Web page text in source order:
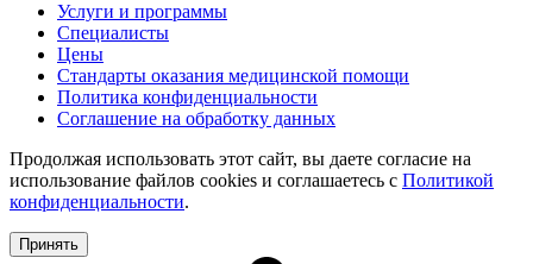
Услуги и программы
Специалисты
Цены
Стандарты оказания медицинской помощи
Политика конфиденциальности
Соглашение на обработку данных
Продолжая использовать этот сайт, вы даете согласие на
использование файлов cookies и соглашаетесь с Политикой
конфиденциальности.
Принять